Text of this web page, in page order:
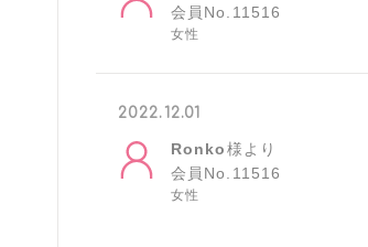
会員No.11516
女性
2022.12.01
Ronko様より
会員No.11516
女性